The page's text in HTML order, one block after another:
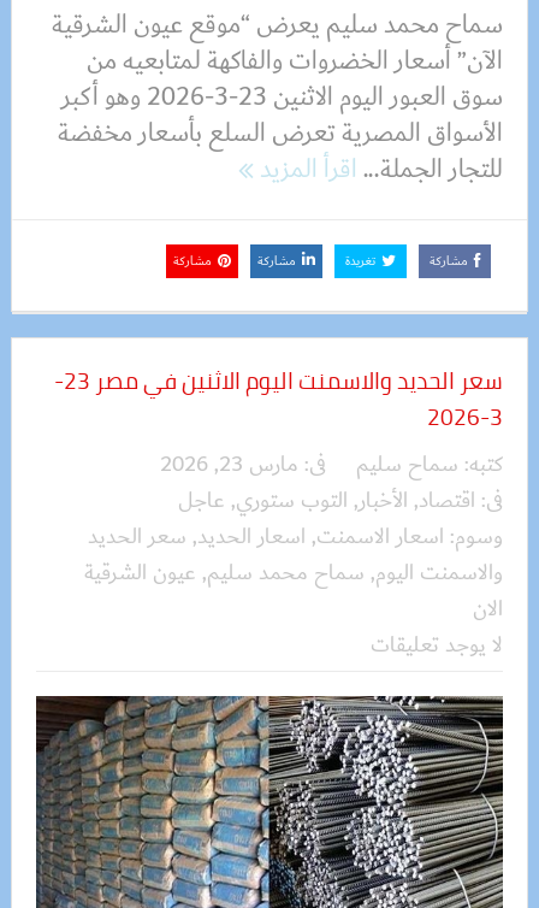
سماح محمد سليم يعرض “موقع عيون الشرقية
الآن” أسعار الخضروات والفاكهة لمتابعيه من
سوق العبور اليوم الاثنين 23-3-2026 وهو أكبر
الأسواق المصرية تعرض السلع بأسعار مخفضة
للتجار الجملة...اقرأ المزيد
مشاركة تغريدة مشاركة مشاركة
سعر الحديد والاسمنت اليوم الاثنين في مصر 23-
3-2026
كتبه: سماح سليم فى: مارس 23, 2026
فى: اقتصاد, الأخبار, التوب ستوري, عاجل
وسوم: اسعار الاسمنت, اسعار الحديد, سعر الحديد
والاسمنت اليوم, سماح محمد سليم, عيون الشرقية
الان
لا يوجد تعليقات